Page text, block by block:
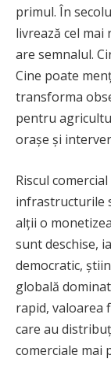
primul. În
livrează cel mai
are semnalul.
Cine poate
transforma
pentru
orașe și
Riscul
infrastructurile
alții o
sunt deschise,
democratic,
globală
rapid, valoarea
care au
comerciale mai